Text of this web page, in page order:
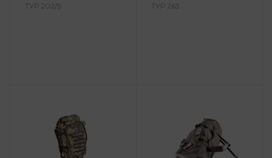
: ТУР 202/5 : ТУР 263